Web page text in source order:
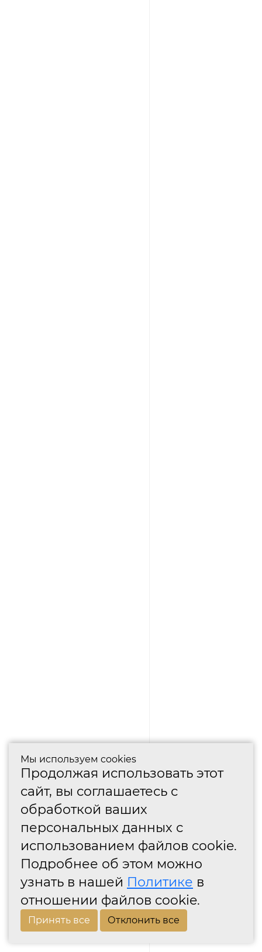
Мы используем cookies
Продолжая использовать этот
сайт, вы соглашаетесь с
обработкой ваших
персональных данных с
использованием файлов cookie.
Подробнее об этом можно
узнать в нашей Политике в
отношении файлов cookie.
Принять все Отклонить все